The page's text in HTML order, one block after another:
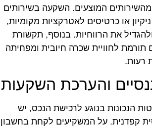
המוצעים. השקעה בשירותים
או כרטיסים לאטרקציות מקומיות,
את הרווחיות. בנוסף, תקשורת
לחוויית שכרה חיובית ומפחיתה
רעות.
והערכת השקעות
הנכונות בנוגע לרכישת הנכס, יש
קפדנית. על המשקיעים לקחת בחשבון